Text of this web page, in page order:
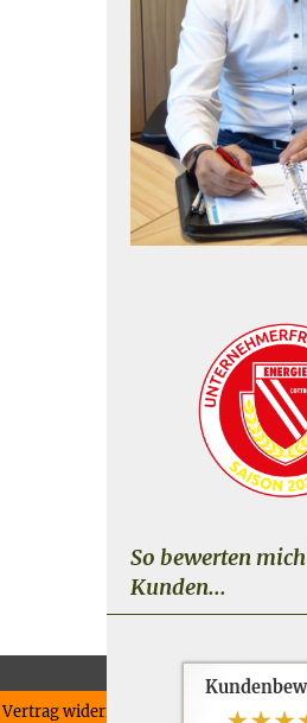
So bewerten
Kunden...
Vertrag widerrufen